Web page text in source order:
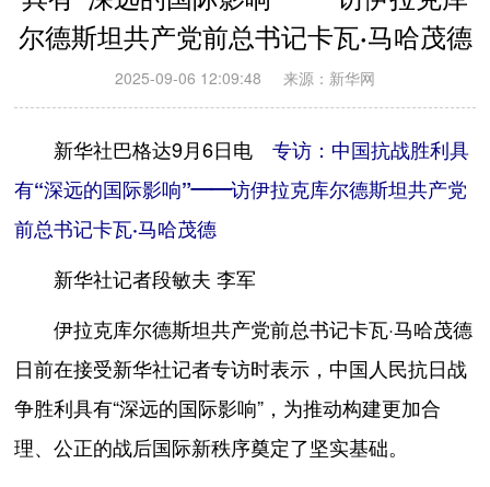
尔德斯坦共产党前总书记卡瓦·马哈茂德
2025-09-06 12:09:48 来源：新华网
新华社巴格达9月6日电专访：中国抗战胜利具
有“深远的国际影响”——访伊拉克库尔德斯坦共产党
前总书记卡瓦·马哈茂德
新华社记者段敏夫 李军
伊拉克库尔德斯坦共产党前总书记卡瓦·马哈茂德
日前在接受新华社记者专访时表示，中国人民抗日战
争胜利具有“深远的国际影响”，为推动构建更加合
理、公正的战后国际新秩序奠定了坚实基础。